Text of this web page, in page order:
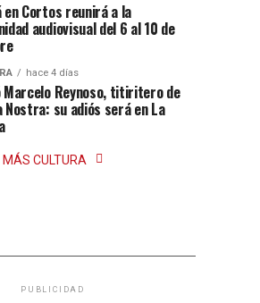
en Cortos reunirá a la
audiovisual del 6 al 10 de
hace 4 días
Marcelo Reynoso, titiritero de
Nostra: su adiós será en La
MÁS CULTURA
PUBLICIDAD